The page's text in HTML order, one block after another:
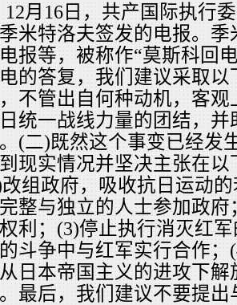
12月16日，共产国际执行
米特洛夫签发的电报。
报等，被称作“莫斯科回
的答复，我们建议采取
不管出自何种动机，客
统一战线力量的团结，
(二)既然这个事变已经发
现实情况并坚决主张在
改组政府，吸收抗日运动
整与独立的人士参加政
利；(3)停止执行消灭红
斗争中与红军实行合作
日本帝国主义的进攻下
最后，我们建议不要提